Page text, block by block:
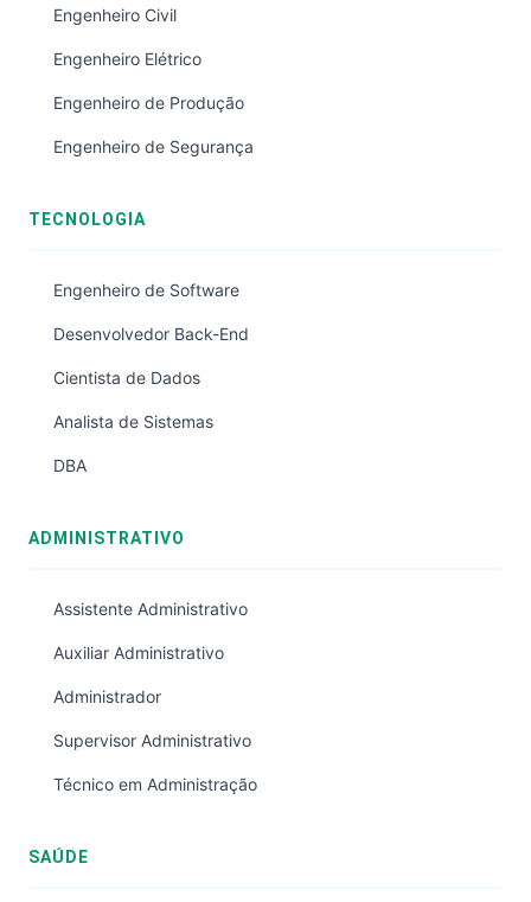
Engenheiro Civil
Engenheiro Elétrico
Engenheiro de Produção
Engenheiro de Segurança
TECNOLOGIA
Engenheiro de Software
Desenvolvedor Back-End
Cientista de Dados
Analista de Sistemas
DBA
ADMINISTRATIVO
Assistente Administrativo
Auxiliar Administrativo
Administrador
Supervisor Administrativo
Técnico em Administração
SAÚDE